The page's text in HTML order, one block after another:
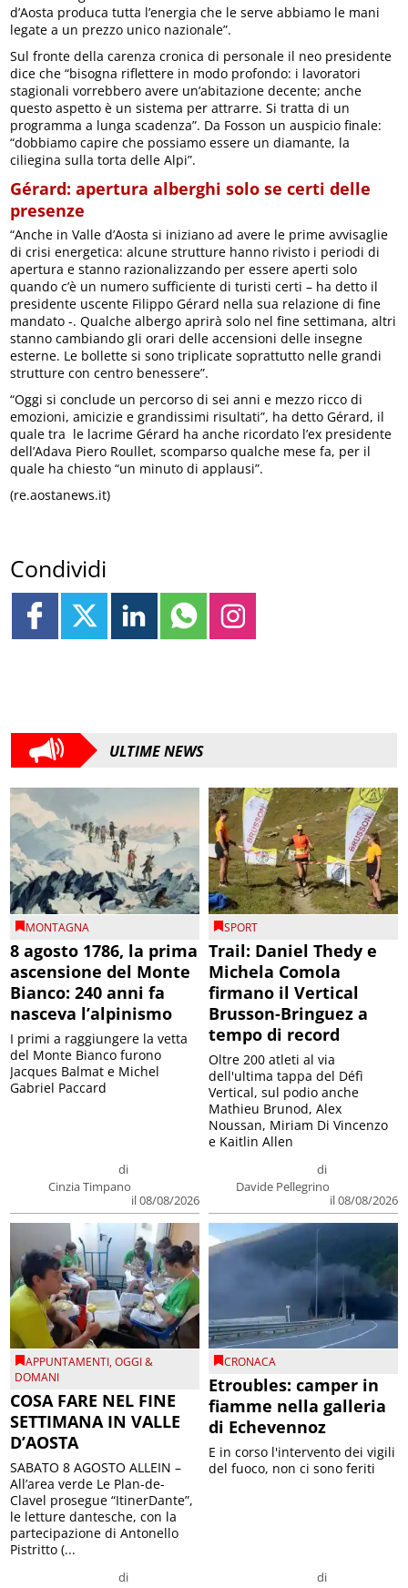
d’Aosta produca tutta l’energia che le serve abbiamo le mani
legate a un prezzo unico nazionale”.
Sul fronte della carenza cronica di personale il neo presidente
dice che “bisogna riflettere in modo profondo: i lavoratori
stagionali vorrebbero avere un’abitazione decente; anche
questo aspetto è un sistema per attrarre. Si tratta di un
programma a lunga scadenza”. Da Fosson un auspicio finale:
“dobbiamo capire che possiamo essere un diamante, la
ciliegina sulla torta delle Alpi”.
Gérard: apertura alberghi solo se certi delle
presenze
“Anche in Valle d’Aosta si iniziano ad avere le prime avvisaglie
di crisi energetica: alcune strutture hanno rivisto i periodi di
apertura e stanno razionalizzando per essere aperti solo
quando c’è un numero sufficiente di turisti certi – ha detto il
presidente uscente Filippo Gérard nella sua relazione di fine
mandato -. Qualche albergo aprirà solo nel fine settimana, altri
stanno cambiando gli orari delle accensioni delle insegne
esterne. Le bollette si sono triplicate soprattutto nelle grandi
strutture con centro benessere”.
“Oggi si conclude un percorso di sei anni e mezzo ricco di
emozioni, amicizie e grandissimi risultati”, ha detto Gérard, il
quale tra le lacrime Gérard ha anche ricordato l’ex presidente
dell’Adava Piero Roullet, scomparso qualche mese fa, per il
quale ha chiesto “un minuto di applausi”.
(re.aostanews.it)
Condividi
ULTIME NEWS
MONTAGNA
8 agosto 1786, la prima
ascensione del Monte
Bianco: 240 anni fa
nasceva l’alpinismo
di
Cinzia Timpano
il 08/08/2026
I primi a raggiungere la vetta
del Monte Bianco furono
Jacques Balmat e Michel
Gabriel Paccard
SPORT
Trail: Daniel Thedy e
Michela Comola
firmano il Vertical
Brusson-Bringuez a
tempo di record
di
Davide Pellegrino
il 08/08/2026
Oltre 200 atleti al via
dell'ultima tappa del Défì
Vertical, sul podio anche
Mathieu Brunod, Alex
Noussan, Miriam Di Vincenzo
e Kaitlin Allen
APPUNTAMENTI,OGGI &
DOMANI
COSA FARE NEL FINE
SETTIMANA IN VALLE
D’AOSTA
di
SABATO 8 AGOSTO ALLEIN –
All’area verde Le Plan-de-
Clavel prosegue “ItinerDante”,
le letture dantesche, con la
partecipazione di Antonello
Pistritto (...
CRONACA
Etroubles: camper in
fiamme nella galleria
di Echevennoz
di
E in corso l'intervento dei vigili
del fuoco, non ci sono feriti